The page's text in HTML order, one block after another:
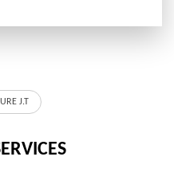
J.T